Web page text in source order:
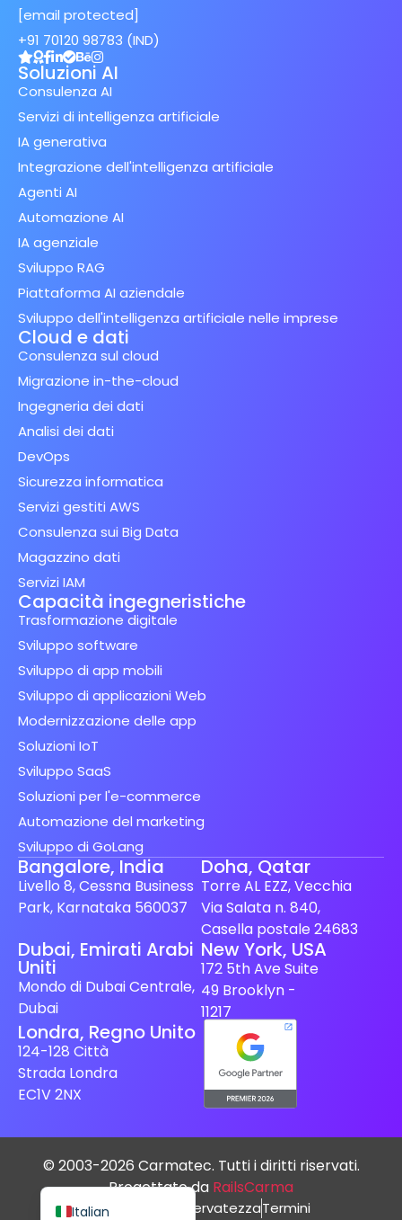
[email protected]
+91 70120 98783 (IND)
Soluzioni AI
Consulenza AI
Servizi di intelligenza artificiale
IA generativa
Integrazione dell'intelligenza artificiale
Agenti AI
Automazione AI
IA agenziale
Sviluppo RAG
Piattaforma AI aziendale
Sviluppo dell'intelligenza artificiale nelle imprese
Cloud e dati
Consulenza sul cloud
Migrazione in-the-cloud
Ingegneria dei dati
Analisi dei dati
DevOps
Sicurezza informatica
Servizi gestiti AWS
Consulenza sui Big Data
Magazzino dati
Servizi IAM
Capacità ingegneristiche
Trasformazione digitale
Sviluppo software
Sviluppo di app mobili
Sviluppo di applicazioni Web
Modernizzazione delle app
Soluzioni IoT
Sviluppo SaaS
Soluzioni per l'e-commerce
Automazione del marketing
Sviluppo di GoLang
Bangalore, India
Livello 8, Cessna Business
Park, Karnataka 560037
Doha, Qatar
Torre AL EZZ, Vecchia
Via Salata n. 840,
Casella postale 24683
Dubai, Emirati Arabi
Uniti
Mondo di Dubai Centrale,
Dubai
New York, USA
172 5th Ave Suite
49 Brooklyn -
11217
Londra, Regno Unito
124-128 Città
Strada Londra
EC1V 2NX
© 2003-2026 Carmatec. Tutti i diritti riservati.
Progettato da RailsCarma
politica sulla riservatezzaTermini
Italian
English
German
Japanese
Dutch
Spanish (Spain)